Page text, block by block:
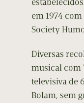
em 1974
Society
Diversas
musical com
televisiva de
Bolam, sem